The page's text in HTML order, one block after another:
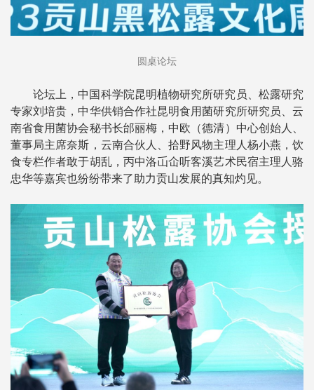
圆桌论坛
论坛上，中国科学院昆明植物研究所研究员、松露研究
专家刘培贵，中华供销合作社昆明食用菌研究所研究员、云
南省食用菌协会秘书长邰丽梅，中欧（德清）中心创始人、
董事局主席奈斯，云南合伙人、拾野风物主理人杨小燕，饮
食专栏作者敢于胡乱，丙中洛屲仚听客溪艺术民宿主理人骆
忠华等嘉宾也纷纷带来了助力贡山发展的真知灼见。